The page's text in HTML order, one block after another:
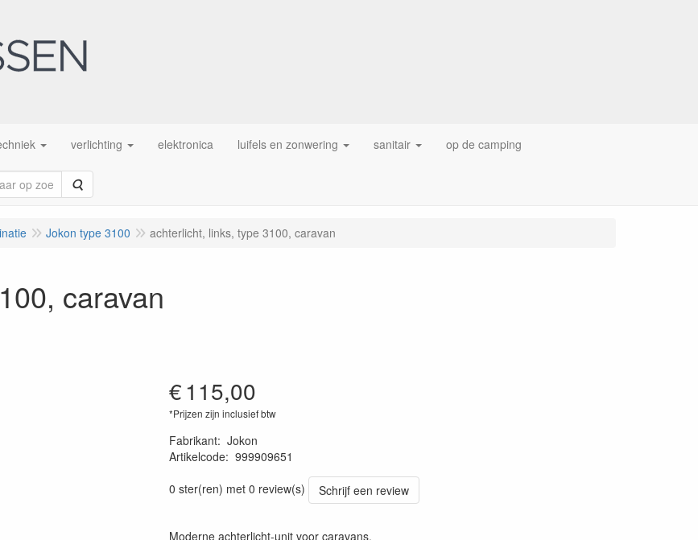
verlichting elektronica luifels en zonwering sanitair op de camping
Zoeken
Jokon type 3100 achterlicht, links, type 3100, caravan
caravan
€115,00
*Prijzen zijn inclusief btw
Fabrikant: Jokon
Artikelcode: 999909651
0 ster(ren) met 0 review(s)
Schrijf een review
Moderne achterlicht-unit voor caravans.